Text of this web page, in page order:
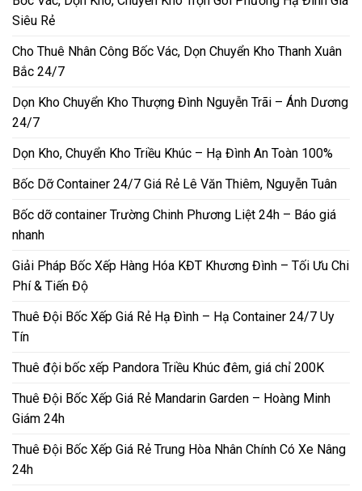
Siêu Rẻ
Cho Thuê Nhân Công Bốc Vác, Dọn Chuyển Kho Thanh Xuân
Bắc 24/7
Dọn Kho Chuyển Kho Thượng Đình Nguyễn Trãi – Ánh Dương
24/7
Dọn Kho, Chuyển Kho Triều Khúc – Hạ Đình An Toàn 100%
Bốc Dỡ Container 24/7 Giá Rẻ Lê Văn Thiêm, Nguyễn Tuân
Bốc dỡ container Trường Chinh Phương Liệt 24h – Báo giá
nhanh
Giải Pháp Bốc Xếp Hàng Hóa KĐT Khương Đình – Tối Ưu Chi
Phí & Tiến Độ
Thuê Đội Bốc Xếp Giá Rẻ Hạ Đình – Hạ Container 24/7 Uy
Tín
Thuê đội bốc xếp Pandora Triều Khúc đêm, giá chỉ 200K
Thuê Đội Bốc Xếp Giá Rẻ Mandarin Garden – Hoàng Minh
Giám 24h
Thuê Đội Bốc Xếp Giá Rẻ Trung Hòa Nhân Chính Có Xe Nâng
24h